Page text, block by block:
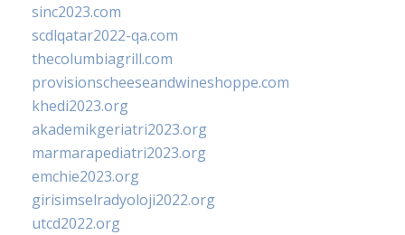
sinc2023.com
scdlqatar2022-qa.com
thecolumbiagrill.com
provisionscheeseandwineshoppe.com
khedi2023.org
akademikgeriatri2023.org
marmarapediatri2023.org
emchie2023.org
girisimselradyoloji2022.org
utcd2022.org